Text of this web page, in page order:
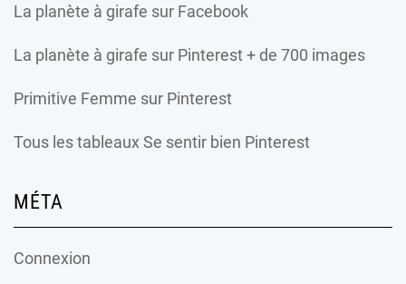
La planète à girafe sur Facebook
La planète à girafe sur Pinterest + de 700 images
Primitive Femme sur Pinterest
Tous les tableaux Se sentir bien Pinterest
MÉTA
Connexion